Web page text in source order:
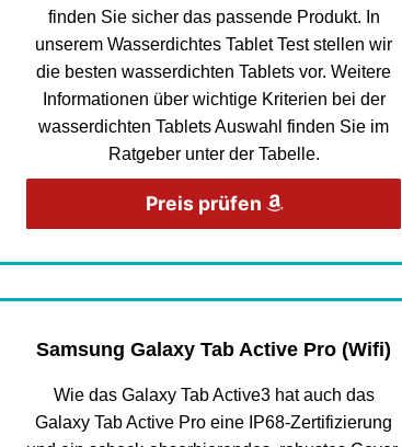
finden Sie sicher das passende Produkt. In
unserem Wasserdichtes Tablet Test stellen wir
die besten wasserdichten Tablets vor. Weitere
Informationen über wichtige Kriterien bei der
wasserdichten Tablets Auswahl finden Sie im
Ratgeber unter der Tabelle.
Preis prüfen
Samsung Galaxy Tab Active Pro (Wifi)
Wie das Galaxy Tab Active3 hat auch das
Galaxy Tab Active Pro eine IP68-Zertifizierung